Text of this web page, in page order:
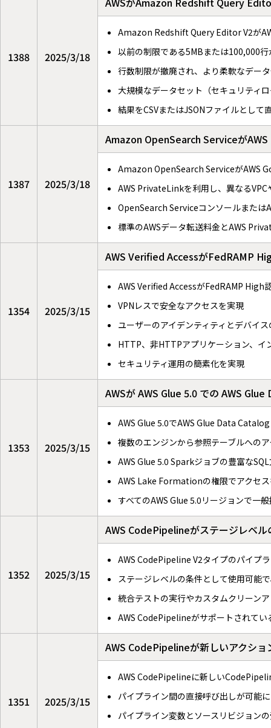
1388 2025/3/18
Amazon Redshift Query Editor V2が
以前の制限である5MBまたは100,000
行数制限が撤廃され、より柔軟なデー
大規模なデータセット（セキュリティ
結果をCSVまたはJSONファイルとして
1387 2025/3/18
Amazon OpenSearch Serviceが
Amazon OpenSearch ServiceがAWS
AWS PrivateLinkを利用し、異なる
OpenSearch Serviceコンソールまたは
標準のAWSデータ転送料金とAWS
1354 2025/3/15
AWS Verified AccessがFedRAMP
AWS Verified AccessがFedRAMP High
VPNレスで安全なアクセスを実現
ユーザーのアイデンティティとデバイ
HTTP、非HTTPアプリケーション、イ
セキュリティ運用の簡素化を実現
1353 2025/3/15
AWSが AWS Glue 5.0 での AWS
AWS Glue 5.0でAWS Glue Data
複数のエンジンから参照テーブルへの
AWS Glue 5.0 Sparkジョブの豊富な
AWS Lake Formationの権限でアクセ
すべてのAWS Glue 5.0リージョンで一
1352 2025/3/15
AWS CodePipelineがステージレベ
AWS CodePipeline V2タイプのパイプ
ステージレベルの条件として使用可能
統合テストの実行やカスタムクリーン
AWS CodePipelineがサポートされて
1351 2025/3/15
AWS CodePipelineが新しいアクシ
AWS CodePipelineに新しい
パイプライン間の直接呼び出しが可能に
パイプライン変数とソースリビジョン